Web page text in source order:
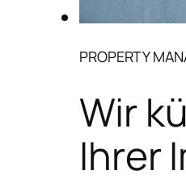
PROPERTY
Wir
Ihrer